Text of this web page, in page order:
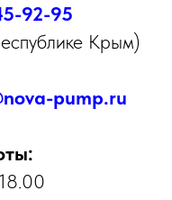
92-95
Крым)
pump.ru